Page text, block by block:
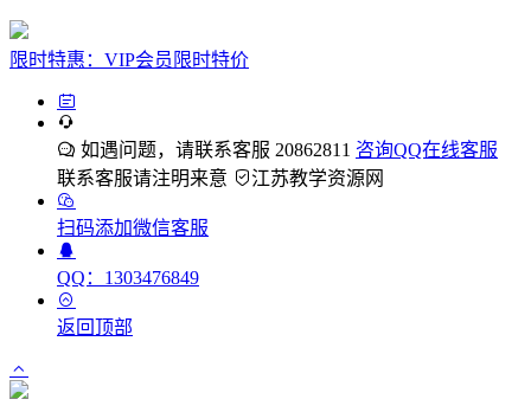
限时特惠：VIP会员限时特价
如遇问题，请联系客服 20862811 咨询QQ在线客服
联系客服请注明来意
江苏教学资源网
扫码添加微信客服
QQ：1303476849
返回顶部